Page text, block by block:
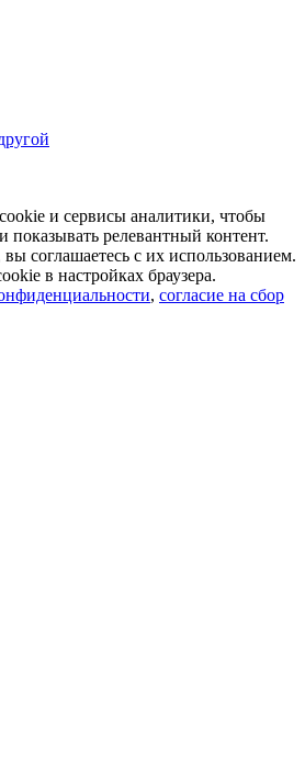
и сервисы аналитики, чтобы
показывать релевантный контент.
соглашаетесь с их использованием.
в настройках браузера.
, согласие на сбор